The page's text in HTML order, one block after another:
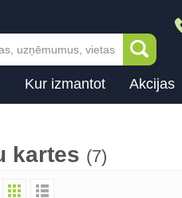
Kur izmantot Akcijas
kartes (7)